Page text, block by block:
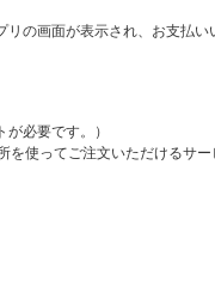
の画面が表示され、お支払い
必要です。）
使ってご注文いただけるサー